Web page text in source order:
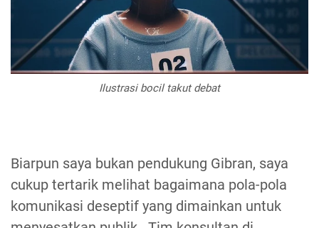
Ilustrasi bocil takut debat
Biarpun saya bukan pendukung Gibran, saya
cukup tertarik melihat bagaimana pola-pola
komunikasi deseptif yang dimainkan untuk